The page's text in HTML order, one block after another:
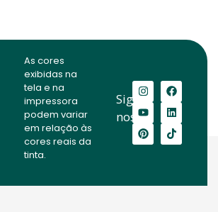
As cores
exibidas na
tela e na
impressora
podem variar
em relação às
cores reais da
tinta.
Siga-
nos: